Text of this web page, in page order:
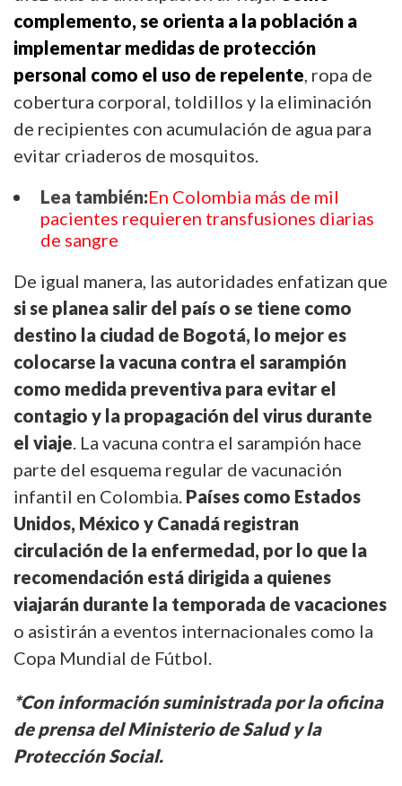
complemento, se orienta a la población a
implementar medidas de protección
personal como el uso de repelente, ropa de
cobertura corporal, toldillos y la eliminación
de recipientes con acumulación de agua para
evitar criaderos de mosquitos.
Lea también:En Colombia más de mil
pacientes requieren transfusiones diarias
de sangre
De igual manera, las autoridades enfatizan que
sise planea salir del país o se tiene como
destino la ciudad de Bogotá, lo mejor es
colocarse la vacuna contra el sarampión
como medida preventiva para evitar el
contagio y la propagación del virus durante
el viaje. La vacuna contra el sarampión hace
parte del esquema regular de vacunación
infantil en Colombia. Países como Estados
Unidos, México y Canadá registran
circulación de la enfermedad, por lo que la
recomendación está dirigida a quienes
viajarán durante la temporada de vacaciones
o asistirán a eventos internacionales como la
Copa Mundial de Fútbol.
*Con información suministrada por la oficina
de prensa del Ministerio de Salud y la
Protección Social.